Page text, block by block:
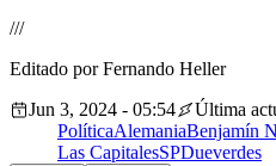
///
Editado por Fernando Heller
Jun 3, 2024 - 05:54
Última
PolíticaAlemaniaBenjamín
Las CapitalesSPDueverdes